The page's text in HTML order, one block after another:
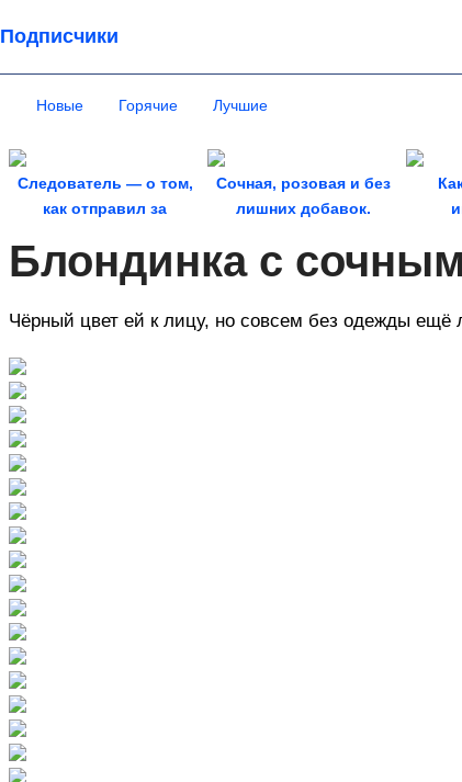
Подписчики
Новые Горячие Лучшие
Следователь — о том,
как отправил за
Сочная, розовая и без
лишних добавок.
Блондинка с
Чёрный цвет ей к лицу, но совсем без одежды ещё